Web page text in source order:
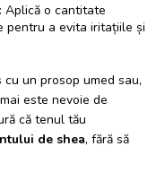
: Aplică o cantitate
pentru a evita iritațiile și
un prosop umed sau,
este nevoie de
că tenul tău
de shea, fără să